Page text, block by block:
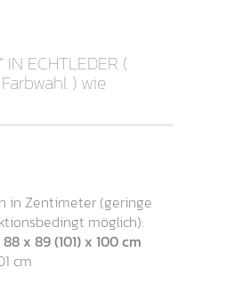
IN ECHTLEDER (
) wie
in Zentimeter (geringe
möglich):
x 89 (101) x 100 cm
cm